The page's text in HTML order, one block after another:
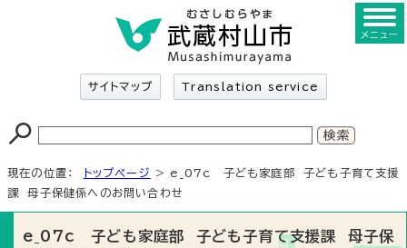
サイトマップ Translation service
メニュー
現在の位置： トップページ
> e_07c 子ども家庭部 子ども子育て支援
課 母子保健係へのお問い合わせ
e_07c 子ども家庭部 子ども子育て支援課 母子保